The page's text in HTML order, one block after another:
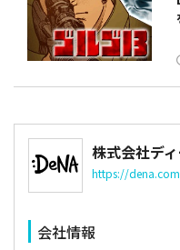
株式会社デ
https://
会社情報